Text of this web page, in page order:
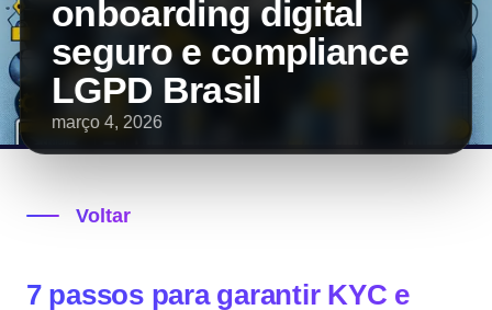
onboarding digital
seguro e compliance
LGPD Brasil
março 4, 2026
Voltar
7 passos para garantir KYC e